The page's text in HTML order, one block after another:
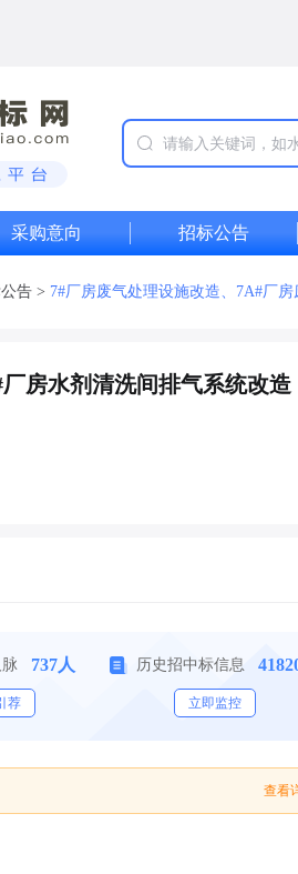
采购意向 招标公告
告 > 7#厂房废气处理设施改造、7A#厂
房水剂清洗间排气系统改造
737人
荐
历史招中标信息
立即监控
查看